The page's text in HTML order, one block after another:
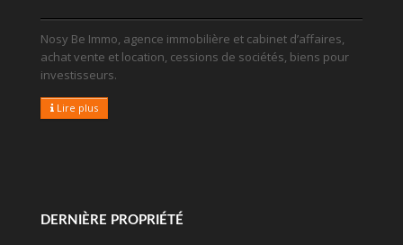
Nosy Be Immo, agence immobilière et cabinet d’affaires,
achat vente et location, cessions de sociétés, biens pour
investisseurs.
Lire plus
DERNIÈRE PROPRIÉTÉ